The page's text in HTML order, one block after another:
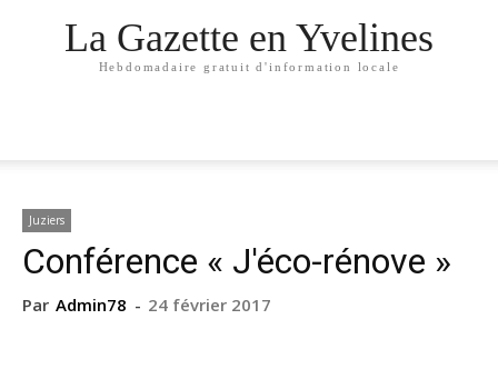
La Gazette en Yvelines
Hebdomadaire gratuit d'information locale
Juziers
Conférence « J'éco-rénove »
Par Admin78 - 24 février 2017